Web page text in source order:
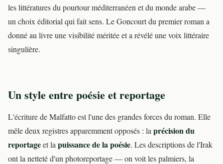
les littératures du pourtour méditerranéen et du monde arabe —
un choix éditorial qui fait sens. Le Goncourt du premier roman a
donné au livre une visibilité méritée et a révélé une voix littéraire
singulière.
Un style entre poésie et reportage
L'écriture de Malfatto est l'une des grandes forces du roman. Elle
mêle deux registres apparemment opposés : laprécision du
reportageet lapuissance de la poésie. Les descriptions de l'Irak
ont la netteté d'un photoreportage — on voit les palmiers, la